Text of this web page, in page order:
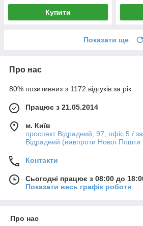
Купити
Показати ще
Про нас
80% позитивних з 1172 відгуків за рік
Працює з 21.05.2014
м. Київ
проспект Відрадний, 97, офіс 5 /
Відрадний (навпроти Нової
Контакти
Сьогодні працює з 08:00 до
Показати весь графік роботи
Про нас